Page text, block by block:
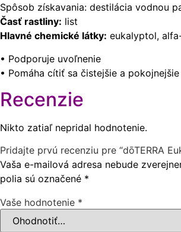
Spôsob získavania: destilácia vodnou
Časť rastliny: list
Hlavné chemické látky: eukalyptol,
• Podporuje uvoľnenie
• Pomáha cítiť sa čistejšie a pokojnejšie
Recenzie
Nikto zatiaľ nepridal hodnotenie.
Pridajte prvú recenziu pre “dōTERRA
Vaša e-mailová adresa nebude
polia sú označené *
Vaše hodnotenie *